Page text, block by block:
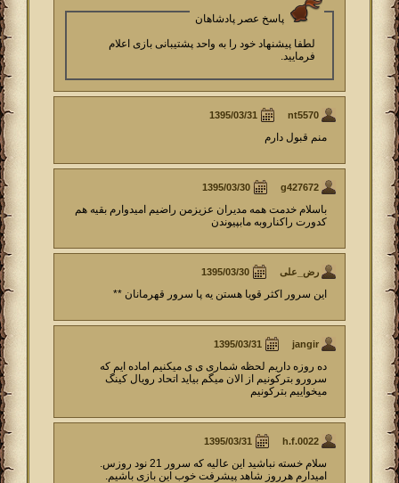
پاسخ عصر پادشاهان
لطفا پیشنهاد خود را به واحد پشتیبانی بازی اعلام
فرمایید.
nt5570
منم قبول دارم
g427672
باسلام خدمت همه مدیران عزیزمن راضیم امیدوارم بقیه هم
کدورت راکناروبه مابپیوندن
رض_علی
این سرور اکثر قویا هستن یه پا سرور قهرمانان **
jangir
ده روزه داریم لحظه شماری ی ی میکنیم اماده ایم که
سرورو بترکونیم از الان میگم بیاید اتحاد رویال کینگ
میخواییم بترکونیم
h.f.0022
سلام خسته نباشيد اين عاليه که سرور 21 نود روزس.
اميدارم هرروز شاهد پيشرفت خوب اين بازى باشيم.